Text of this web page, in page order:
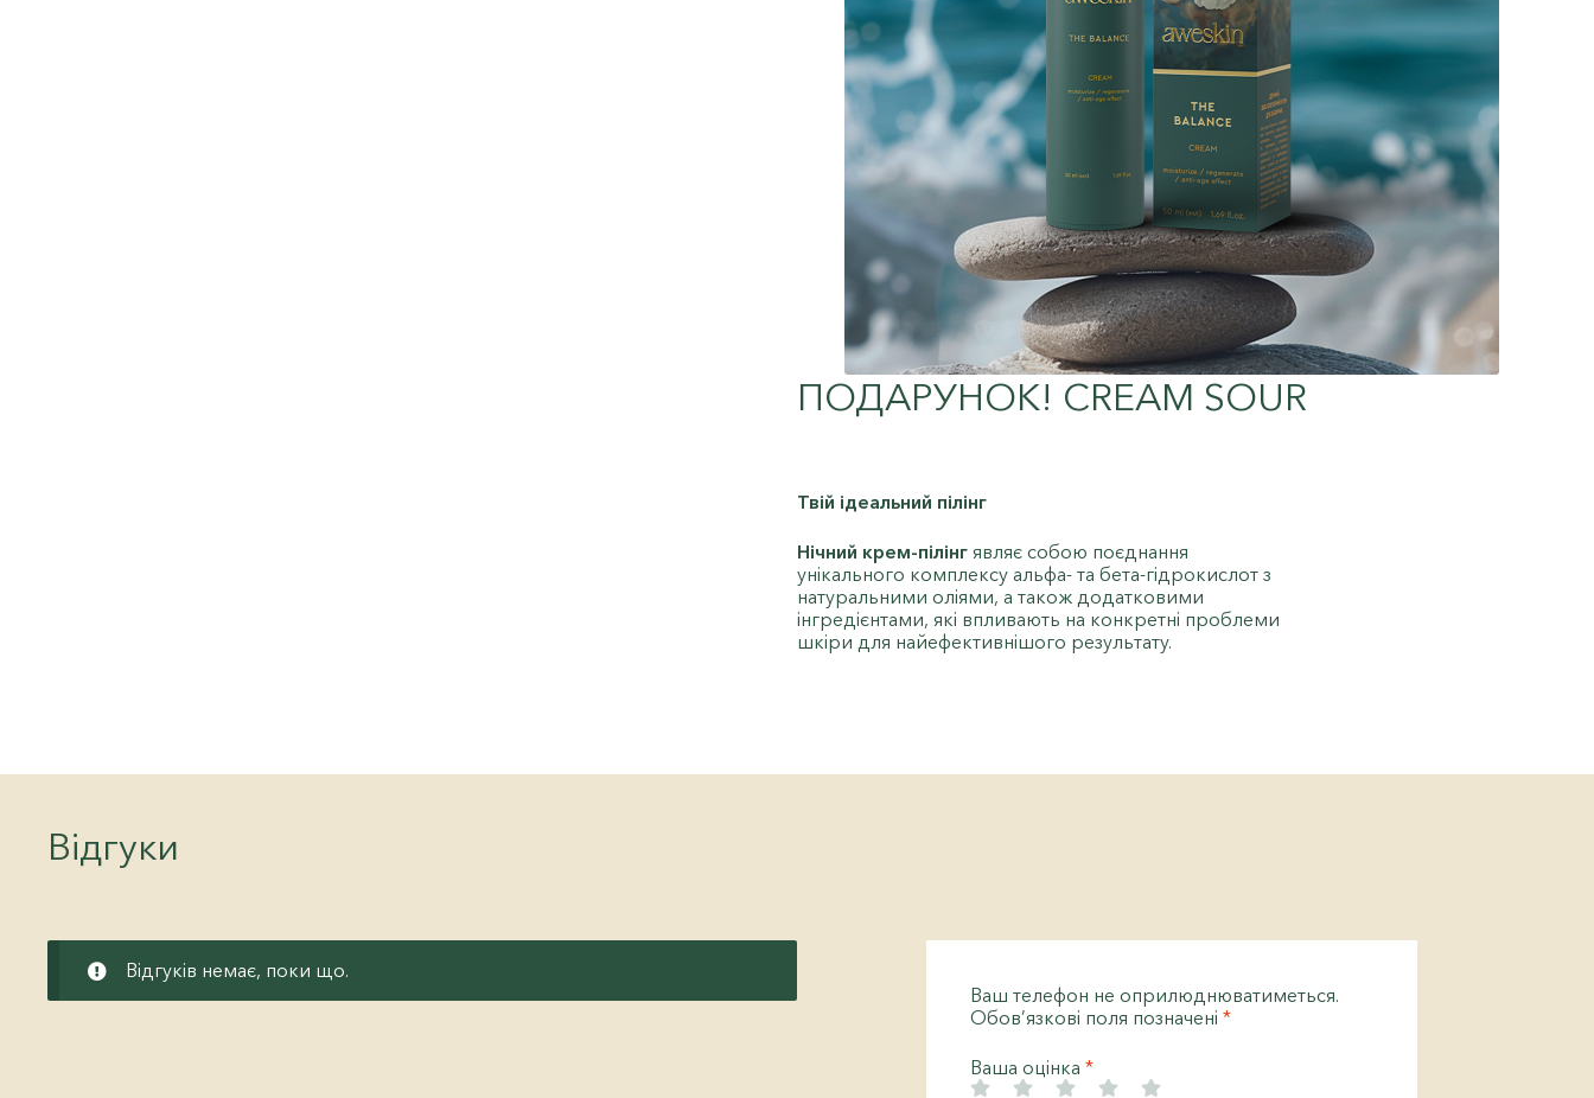
ПОДАРУНОК! CREAM SOUR
Твій ідеальний пілінг
Нічний крем-пілінг являє собою поєднання
унікального комплексу альфа- та бета-гідрокислот з
натуральними оліями, а також додатковими
інгредієнтами, які впливають на конкретні проблеми
шкіри для найефективнішого результату.
Відгуки
Відгуків немає, поки що.
Ваш телефон не оприлюднюватиметься.
Обов’язкові поля позначені *
Ваша оцінка *